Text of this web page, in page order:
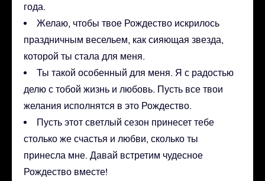
года.
Желаю, чтобы твое Рождество искрилось
праздничным весельем, как сияющая звезда,
которой ты стала для меня.
Ты такой особенный для меня. Я с радостью
делю с тобой жизнь и любовь. Пусть все твои
желания исполнятся в это Рождество.
Пусть этот светлый сезон принесет тебе
столько же счастья и любви, сколько ты
принесла мне. Давай встретим чудесное
Рождество вместе!